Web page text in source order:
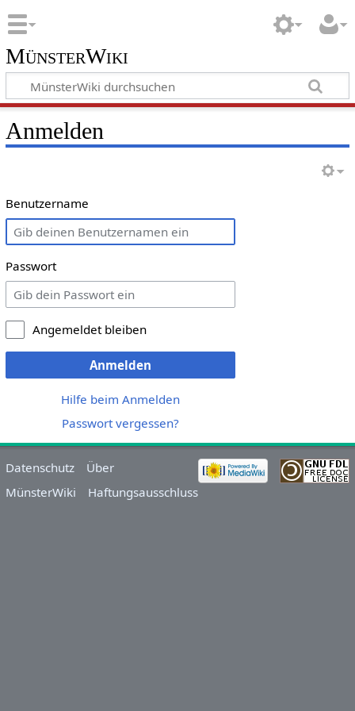
MünsterWiki
Anmelden
Benutzername
Passwort
Angemeldet bleiben
Anmelden
Hilfe beim Anmelden
Passwort vergessen?
Datenschutz
Über
MünsterWiki
Haftungsausschluss